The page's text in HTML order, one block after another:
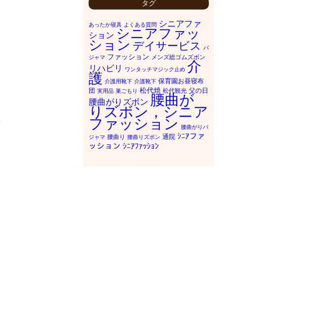
タグ
あったか寝具 よくある質問 シニアファ
ション シニアファッ
ション デイサービス
パ
ジャマ ファッション メンズ総ゴムズボン
リハビリ ワンタッチマジック止め 介
護 介護用靴下 介護靴下 保育園お昼寝布
団 実用品 巣ごもり 松代焼 松代観光 父の日
腰曲がりズボン 腰曲が
りズボン，シニア
ファッション
腰曲がりパ
ジャマ 腰曲り 腰曲りズボン 通院 ｼﾆｱファ
ッション ｼﾆｱﾌｧｯｼｮﾝ